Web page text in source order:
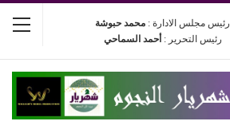
رئيس مجلس الادارة : محمد حبوشة
رئيس التحرير : أحمد السماحي